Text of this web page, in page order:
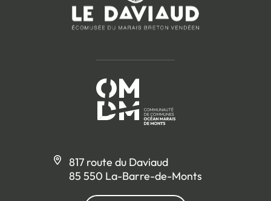
817 route du Daviaud
85 550 La-Barre-de-Monts